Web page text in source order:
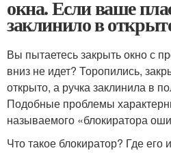
окна. Если ваше
заклинило в
Вы пытаетесь закрыть окно с
вниз не идет? Торопились,
открыто, а ручка заклинила в
Подобные проблемы
называемого «блокиратора
Что такое блокиратор? Где его